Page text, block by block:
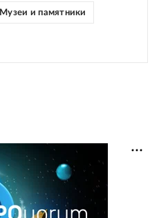
Музеи и памятники